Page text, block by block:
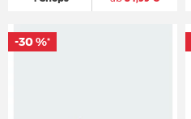
-30 %*
-30 %*